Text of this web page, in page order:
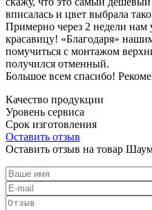
вписалась и цвет выбрала
Примерно через 2 недели
красавицу! «Благодаря»
помучиться с монтажом
получился отменный.
Большое всем спасибо!
Качество продукции
Уровень сервиса
Срок изготовления
Оставить отзыв
Оставить отзыв на товар